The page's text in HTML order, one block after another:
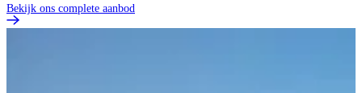
Bekijk ons complete aanbod